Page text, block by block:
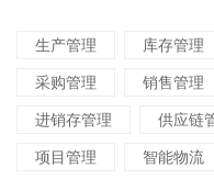
生产管理 库存管理
采购管理 销售管理
进销存管理 供应链
项目管理 智能物流